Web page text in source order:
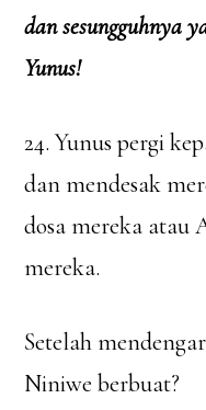
dan sesungguhnya
Yunus!
24. Yunus pergi
dan mendesak
dosa mereka
mereka.
Setelah
Niniwe berbuat?